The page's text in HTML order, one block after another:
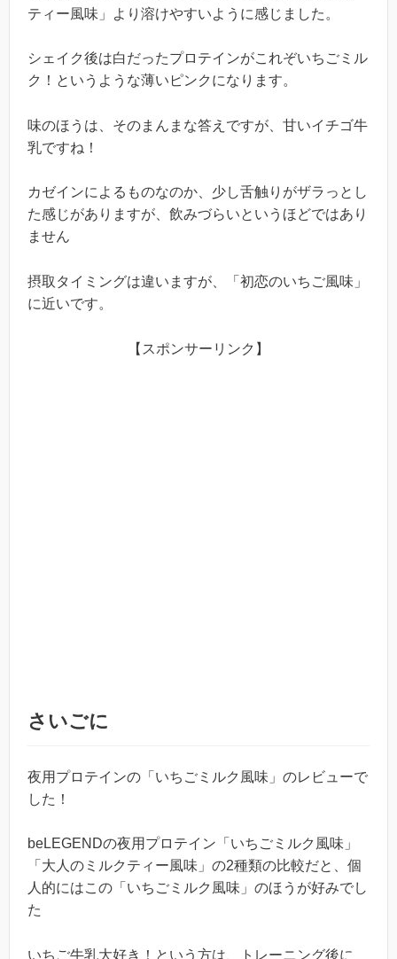
ティー風味」より溶けやすいように感じました。
シェイク後は白だったプロテインがこれぞいちごミル
ク！というような薄いピンクになります。
味のほうは、そのまんまな答えですが、甘いイチゴ牛
乳ですね！
カゼインによるものなのか、少し舌触りがザラっとし
た感じがありますが、飲みづらいというほどではあり
ません
摂取タイミングは違いますが、「初恋のいちご風味」
に近いです。
【スポンサーリンク】
さいごに
夜用プロテインの「いちごミルク風味」のレビューで
した！
beLEGENDの夜用プロテイン「いちごミルク風味」
「大人のミルクティー風味」の2種類の比較だと、個
人的にはこの「いちごミルク風味」のほうが好みでし
た
いちご牛乳大好き！という方は、トレーニング後に